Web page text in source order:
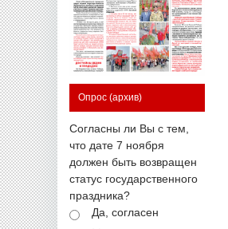
Опрос (архив)
Согласны ли Вы с тем,
что дате 7 ноября
должен быть возвращен
статус государственного
праздника?
Да, согласен